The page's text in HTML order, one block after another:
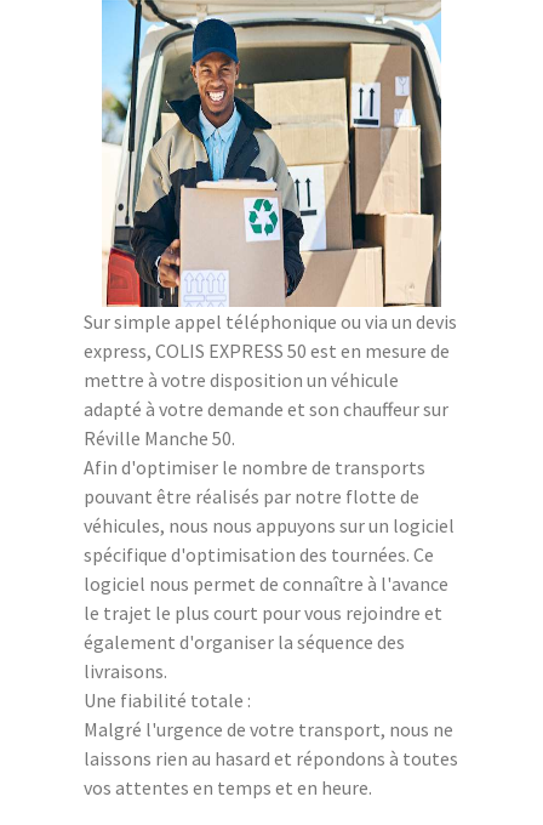
Sur simple appel téléphonique ou via un devis
express, COLIS EXPRESS 50 est en mesure de
mettre à votre disposition un véhicule
adapté à votre demande et son chauffeur sur
Réville Manche 50.
Afin d'optimiser le nombre de transports
pouvant être réalisés par notre flotte de
véhicules, nous nous appuyons sur un logiciel
spécifique d'optimisation des tournées. Ce
logiciel nous permet de connaître à l'avance
le trajet le plus court pour vous rejoindre et
également d'organiser la séquence des
livraisons.
Une fiabilité totale :
Malgré l'urgence de votre transport, nous ne
laissons rien au hasard et répondons à toutes
vos attentes en temps et en heure.